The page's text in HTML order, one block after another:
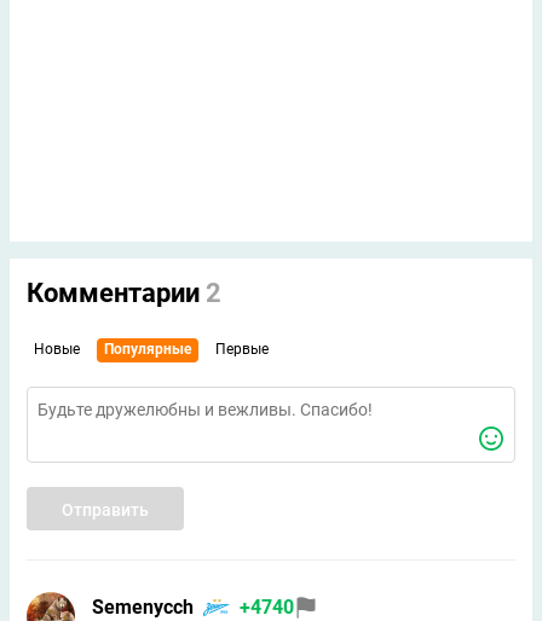
Комментарии 2
Новые Популярные Первые
Отправить
Semenycch
+4740